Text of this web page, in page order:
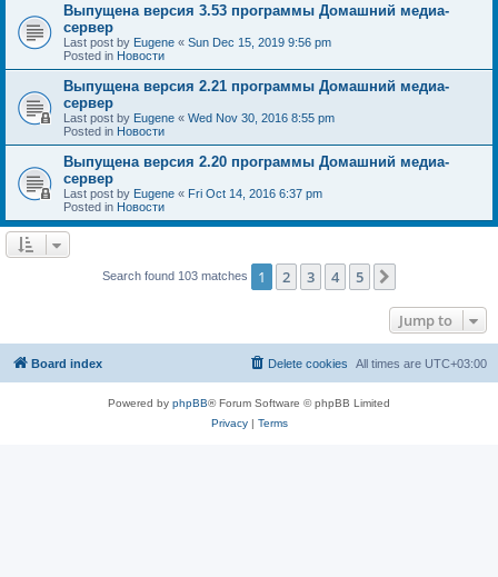
Выпущена версия 3.53 программы Домашний медиа-
сервер
Last post by Eugene « Sun Dec 15, 2019 9:56 pm
Posted in Новости
Выпущена версия 2.21 программы Домашний медиа-
сервер
Last post by Eugene « Wed Nov 30, 2016 8:55 pm
Posted in Новости
Выпущена версия 2.20 программы Домашний медиа-
сервер
Last post by Eugene « Fri Oct 14, 2016 6:37 pm
Posted in Новости
Search found 103 matches 1 2 3 4 5
Jump to
Board index All times are UTC+03:00
Delete cookies
Powered by phpBB® Forum Software © phpBB Limited
Privacy| Terms